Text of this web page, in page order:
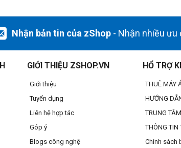
Nhận bản tin của zShop - Nhận nhiều ưu
GIỚI THIỆU ZSHOP.VN
Giới thiệu
Tuyển dụng
Liên hệ hợp tác
Góp ý
Blogs công nghệ
HỔ TRỢ
THUÊ MÁY
HƯỚNG
TRUNG
THÔNG TIN
Chính sách